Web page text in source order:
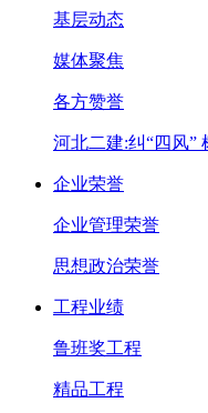
基层动态
媒体聚焦
各方赞誉
河北二建:纠“四风”
企业荣誉
企业管理荣誉
思想政治荣誉
工程业绩
鲁班奖工程
精品工程